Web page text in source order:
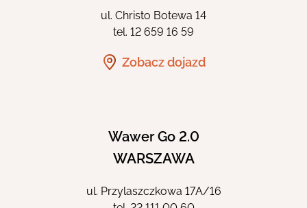
ul. Christo Botewa 14
tel. 12 659 16 59
Zobacz dojazd
Wawer Go 2.0
WARSZAWA
ul. Przylaszczkowa 17A/16